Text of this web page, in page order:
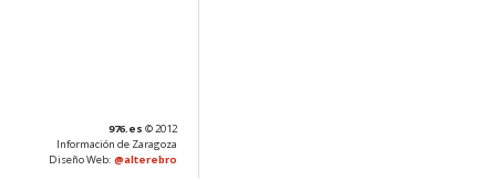
976.es © 2012
Información de Zaragoza
Diseño Web: @alterebro